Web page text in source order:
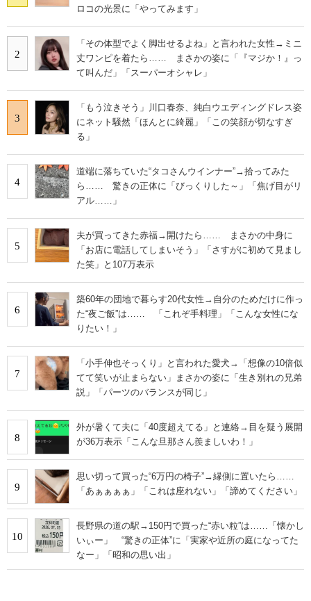
ロコの光景に「やってみます」
2
「その体型でよく脚出せるよね」と言われた女性→ミニ
丈ワンピを着たら…… まさかの姿に「『マジか！』っ
て叫んだ」「スーパーオシャレ」
3
「もう泣きそう」川口春奈、純白ウエディングドレス姿
にネット騒然「ほんとに綺麗」「この笑顔が切なすぎ
る」
4
道端に落ちていた“タコさんウインナー”→拾ってみた
ら…… 驚きの正体に「びっくりした～」「焦げ目がリ
アル……」
5
夫が買ってきた赤福→開けたら…… まさかの中身に
「お店に電話してしまいそう」「さすがに初めて見まし
た笑」と107万表示
6
築60年の団地で暮らす20代女性→自分のためだけに作っ
た“夜ご飯”は…… 「これぞ手料理」「こんな女性にな
りたい！」
7
「小手伸也そっくり」と言われた愛犬→「想像の10倍似
てて笑いが止まらない」まさかの姿に「生き別れの兄弟
説」「パーツのバランスが同じ」
8
外が暑くて夫に「40度超えてる」と連絡→目を疑う展開
が36万表示「こんな旦那さん羨ましいわ！」
9
思い切って買った“6万円の椅子”→縁側に置いたら……
「あぁぁぁぁ」「これは座れない」「諦めてください」
10
長野県の道の駅→150円で買った“赤い粒”は……「懐かし
いぃー」 “驚きの正体”に「実家や近所の庭になってた
なー」「昭和の思い出」